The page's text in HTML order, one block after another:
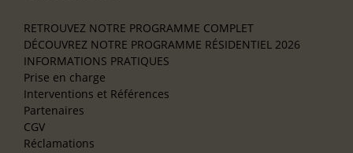
RETROUVEZ NOTRE PROGRAMME COMPLET
DÉCOUVREZ NOTRE PROGRAMME RÉSIDENTIEL 2026
INFORMATIONS PRATIQUES
Prise en charge
Interventions et Références
Partenaires
CGV
Réclamations